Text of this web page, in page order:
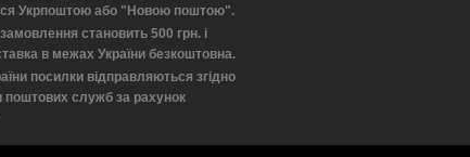
Укрпоштою або "Новою поштою".
становить 500 грн. і
в межах України безкоштовна.
посилки відправляються згідно
служб за рахунок